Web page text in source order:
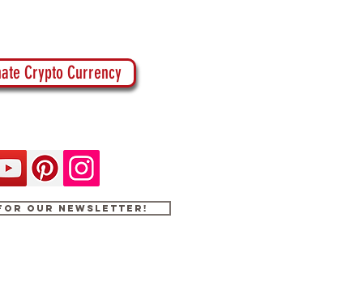
Crypto Currency
for our newsletter!